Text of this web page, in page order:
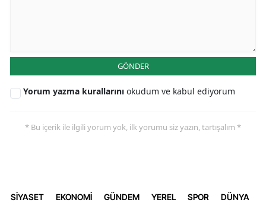
GÖNDER
Yorum yazma kurallarını okudum ve kabul ediyorum
* Bu içerik ile ilgili yorum yok, ilk yorumu siz yazın, tartışalım *
SİYASET EKONOMİ GÜNDEM YEREL SPOR DÜNYA